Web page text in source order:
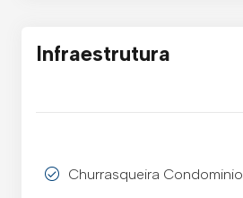
Infraestrutura
Churrasqueira Condominio